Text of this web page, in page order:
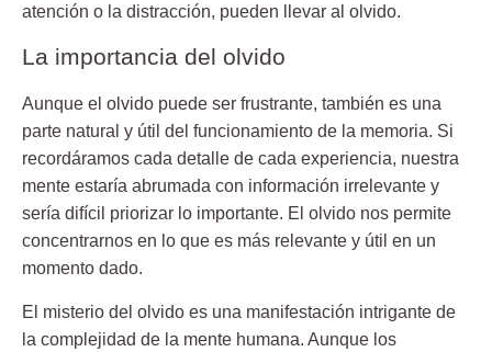
atención o la distracción, pueden llevar al olvido.
La importancia del olvido
Aunque el olvido puede ser frustrante, también es una
parte natural y útil del funcionamiento de la memoria. Si
recordáramos cada detalle de cada experiencia, nuestra
mente estaría abrumada con información irrelevante y
sería difícil priorizar lo importante. El olvido nos permite
concentrarnos en lo que es más relevante y útil en un
momento dado.
El misterio del olvido es una manifestación intrigante de
la complejidad de la mente humana. Aunque los